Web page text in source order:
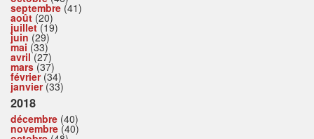
septembre (41)
août (20)
juillet(19)
juin (29)
mai (33)
avril(27)
mars(37)
février(34)
janvier(33)
2018
décembre (40)
novembre (40)